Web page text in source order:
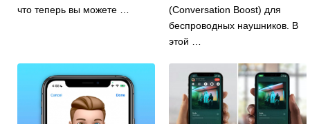
что теперь вы можете …
(Conversation Boost) для
беспроводных наушников. В
этой …